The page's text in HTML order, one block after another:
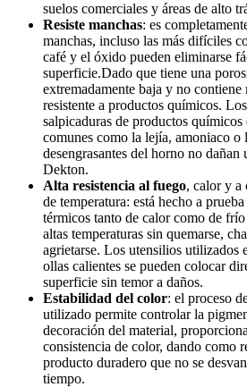
suelos comerciales y áreas de alto
Resiste manchas: es
manchas, incluso las más difíciles
café y el óxido pueden eliminarse
superficie.Dado que tiene una
extremadamente baja y no contiene
resistente a productos químicos.
salpicaduras de productos químicos
comunes como la lejía, amoniaco o
desengrasantes del horno no dañan
Dekton.
Alta resistencia al fuego, calor y a
de temperatura: está hecho a
térmicos tanto de calor como de
altas temperaturas sin quemarse,
agrietarse. Los utensilios utilizados
ollas calientes se pueden colocar
superficie sin temor a daños.
Estabilidad del color: el proceso
utilizado permite controlar la
decoración del material,
consistencia de color, dando como
producto duradero que no se
tiempo.